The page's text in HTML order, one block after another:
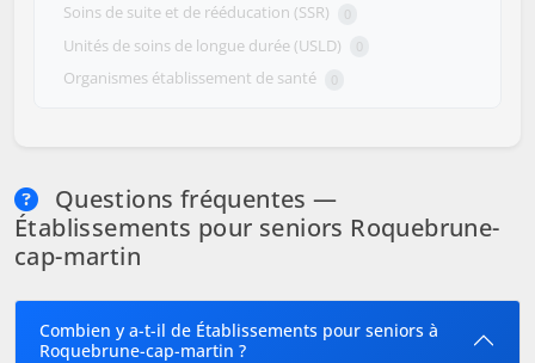
Soins de suite et de rééducation (SSR) 0
Unités de soins de longue durée (USLD) 0
Organismes établissement de santé 0
Questions fréquentes —
Établissements pour seniors Roquebrune-
cap-martin
Combien y a-t-il de Établissements pour seniors à
Roquebrune-cap-martin ?